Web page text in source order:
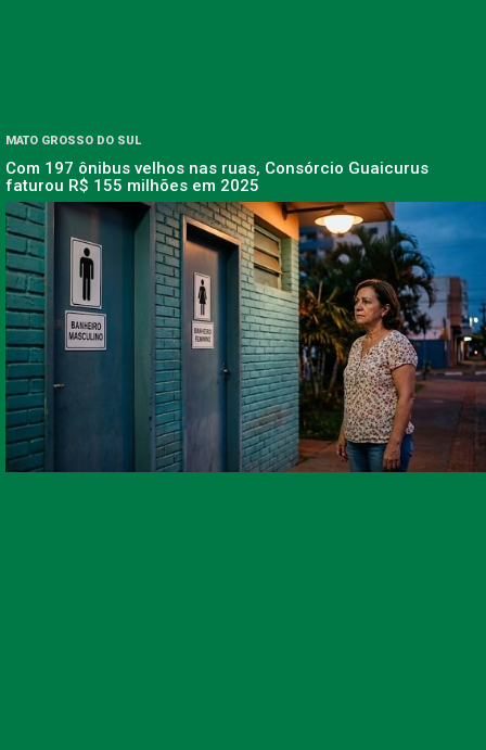
MATO GROSSO DO SUL
Com 197 ônibus velhos nas ruas, Consórcio Guaicurus
faturou R$ 155 milhões em 2025